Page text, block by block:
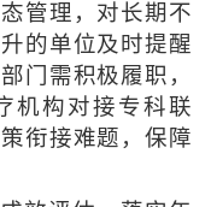
管理，对长期不
的单位及时提醒
门需积极履职，
机构对接专科联
衔接难题，保障